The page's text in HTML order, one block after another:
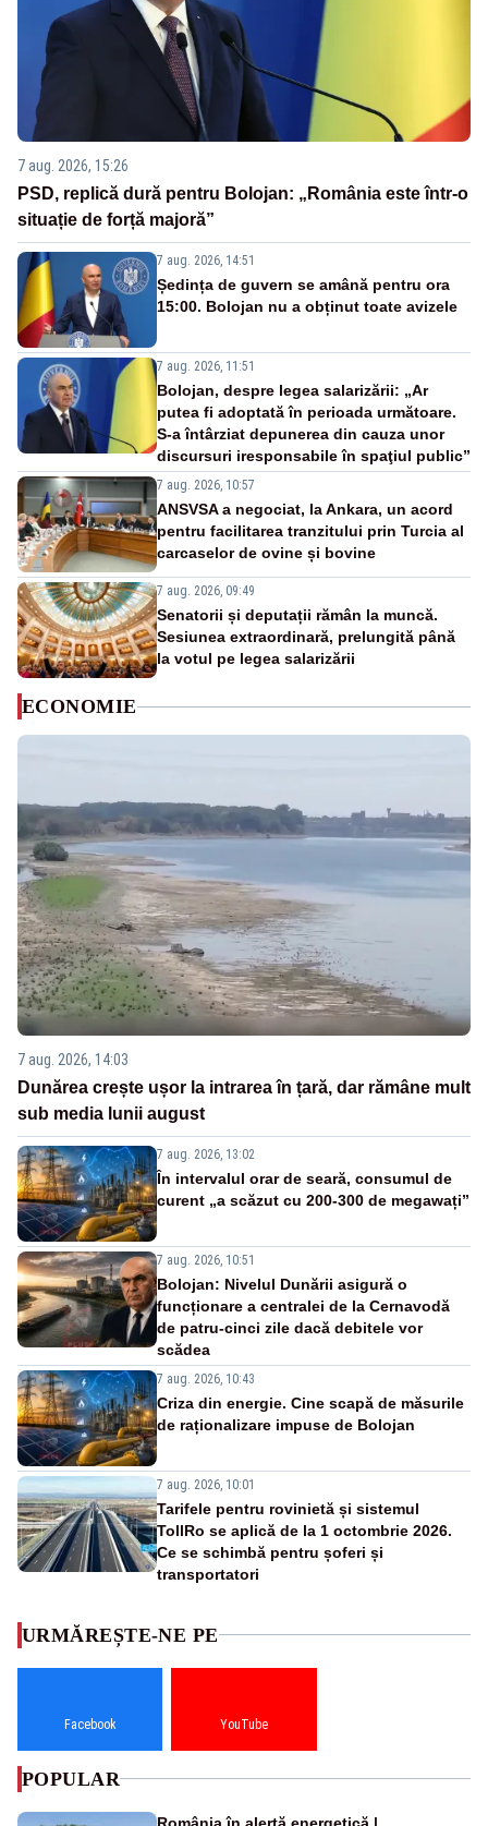
7 aug. 2026, 15:26
PSD, replică dură pentru Bolojan: „România este într-o
situație de forță majoră”
7 aug. 2026, 14:51
Ședința de guvern se amână pentru ora
15:00. Bolojan nu a obținut toate avizele
7 aug. 2026, 11:51
Bolojan, despre legea salarizării: „Ar
putea fi adoptată în perioada următoare.
S-a întârziat depunerea din cauza unor
discursuri iresponsabile în spaţiul public”
7 aug. 2026, 10:57
ANSVSA a negociat, la Ankara, un acord
pentru facilitarea tranzitului prin Turcia al
carcaselor de ovine și bovine
7 aug. 2026, 09:49
Senatorii și deputații rămân la muncă.
Sesiunea extraordinară, prelungită până
la votul pe legea salarizării
ECONOMIE
7 aug. 2026, 14:03
Dunărea crește ușor la intrarea în țară, dar rămâne mult
sub media lunii august
7 aug. 2026, 13:02
În intervalul orar de seară, consumul de
curent „a scăzut cu 200-300 de megawați”
7 aug. 2026, 10:51
Bolojan: Nivelul Dunării asigură o
funcționare a centralei de la Cernavodă
de patru-cinci zile dacă debitele vor
scădea
7 aug. 2026, 10:43
Criza din energie. Cine scapă de măsurile
de raționalizare impuse de Bolojan
7 aug. 2026, 10:01
Tarifele pentru rovinietă și sistemul
TollRo se aplică de la 1 octombrie 2026.
Ce se schimbă pentru șoferi și
transportatori
URMĂREȘTE-NE PE
Facebook YouTube
POPULAR
România în alertă energetică |